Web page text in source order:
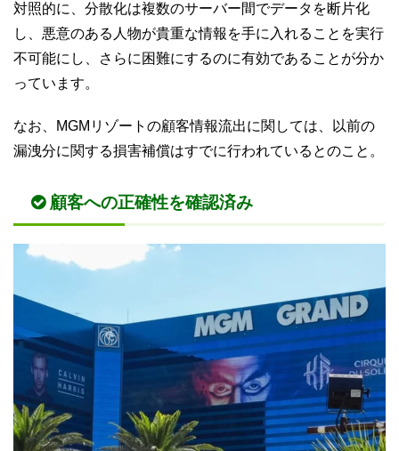
対照的に、分散化は複数のサーバー間でデータを断片化
し、悪意のある人物が貴重な情報を手に入れることを実行
不可能にし、さらに困難にするのに有効であることが分か
っています。
なお、MGMリゾートの顧客情報流出に関しては、以前の
漏洩分に関する損害補償はすでに行われているとのこと。
顧客への正確性を確認済み